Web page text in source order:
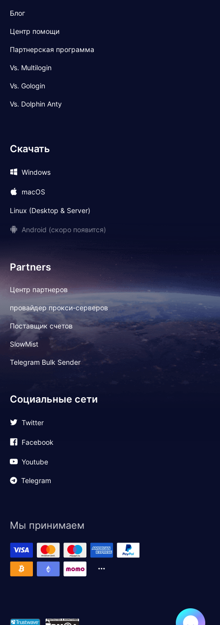
Блог
Центр помощи
Партнерская программа
Vs. Multilogin
Vs. Gologin
Vs. Dolphin Anty
Скачать
Windows
macOS
Linux (Desktop & Server)
Android (скоро появится)
Partners
Центр партнеров
провайдер прокси-серверов
Поставщик счетов
SlowMist
Telegram Bulk Sender
Социальные сети
Twitter
Facebook
Youtube
Telegram
Мы принимаем